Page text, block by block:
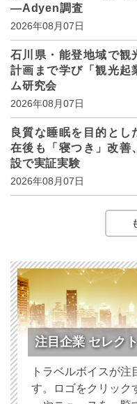
―Adyen調査
2026年08月07日
石川県・能登地域で観
計画まで学び「観光
ム研究会
2026年08月07日
良質な睡眠を目的と
在後も「寝つき」改善
設で実証実験
2026年08月07日
注目企業 セレクト
トラベルボイスが
す。ロゴをクリック